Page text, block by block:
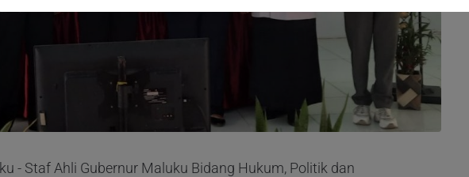
- Staf Ahli Gubernur Maluku Bidang Hukum, Politik dan